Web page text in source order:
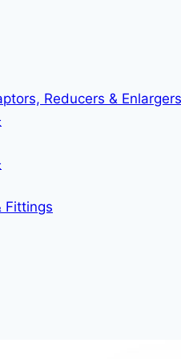
Reducers & Enlargers
Fittings